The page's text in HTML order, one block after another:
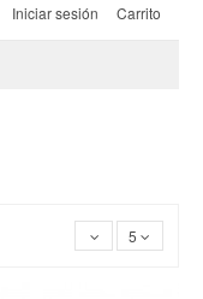
Iniciar sesión Carrito
5